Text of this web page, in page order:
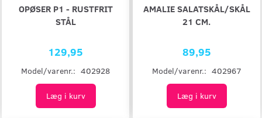
OPØSER P1 - RUSTFRIT
STÅL
129,95
Model/varenr.: 402928
Læg i kurv
AMALIE SALATSKÅL/SKÅL
21 CM.
89,95
Model/varenr.: 402967
Læg i kurv